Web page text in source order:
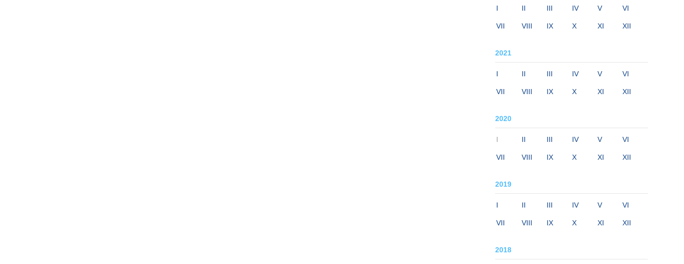
I II III IV V VI
VII VIII IX X XI XII
2021
I II III IV V VI
VII VIII IX X XI XII
2020
I II III IV V VI
VII VIII IX X XI XII
2019
I II III IV V VI
VII VIII IX X XI XII
2018